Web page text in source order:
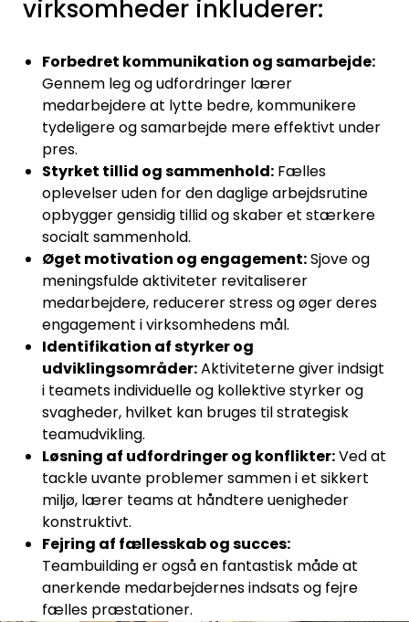
virksomheder inkluderer:
Forbedret kommunikation og samarbejde:
Gennem leg og udfordringer lærer
medarbejdere at lytte bedre, kommunikere
tydeligere og samarbejde mere effektivt under
pres.
Styrket tillid og sammenhold:Fælles
oplevelser uden for den daglige arbejdsrutine
opbygger gensidig tillid og skaber et stærkere
socialt sammenhold.
Øget motivation og engagement:Sjove og
meningsfulde aktiviteter revitaliserer
medarbejdere, reducerer stress og øger deres
engagement i virksomhedens mål.
Identifikation af styrker og
udviklingsområder:Aktiviteterne giver indsigt
i teamets individuelle og kollektive styrker og
svagheder, hvilket kan bruges til strategisk
teamudvikling.
Løsning af udfordringer og konflikter:Ved at
tackle uvante problemer sammen i et sikkert
miljø, lærer teams at håndtere uenigheder
konstruktivt.
Fejring af fællesskab og succes:
Teambuilding er også en fantastisk måde at
anerkende medarbejdernes indsats og fejre
fælles præstationer.